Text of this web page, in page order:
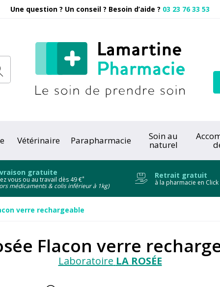
Une question ? Un conseil ? Besoin d’aide ? 03 23 76 33 53
Vétérinaire Parapharmacie Soin au
naturel
gratuite
vous ou au travail dès 49 €*
médicaments & colis inférieur à 1kg)
Retrait gratuit
à la pharmacie en
verre rechargeable
Flacon verre
Laboratoire LA ROSÉE